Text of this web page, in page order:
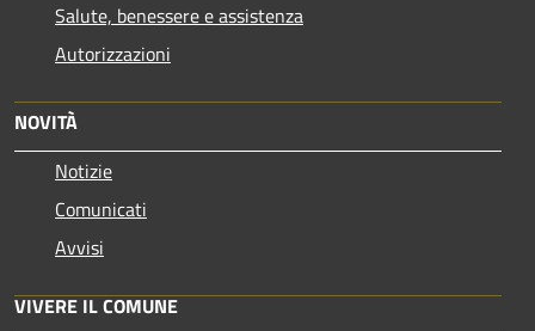
Salute, benessere e assistenza
Autorizzazioni
NOVITÀ
Notizie
Comunicati
Avvisi
VIVERE IL COMUNE